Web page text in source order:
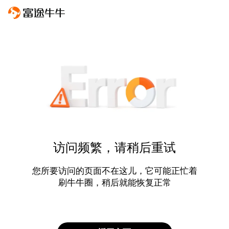
访问频繁，请稍后重试
您所要访问的页面不在这儿，它可能正忙着
刷牛牛圈，稍后就能恢复正常